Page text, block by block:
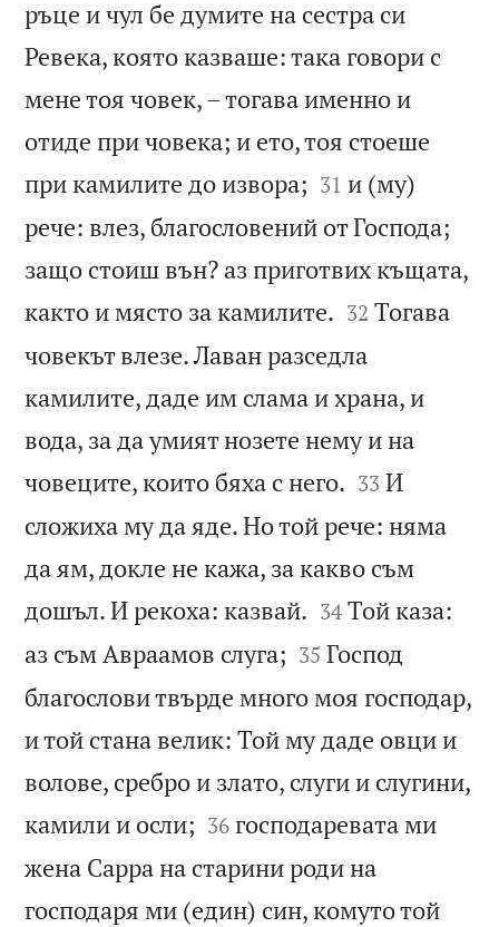
ръце и чул бе думите на сестра си
Ревека, която казваше: така говори с
мене тоя човек, – тогава именно и
отиде при човека; и ето, тоя стоеше
при камилите до извора; 

31 и (му)
рече: влез, благословений от Господа;
защо стоиш вън? аз приготвих къщата,
както и място за камилите. 

32 Тогава
човекът влезе. Лаван разседла
камилите, даде им слама и храна, и
вода, за да умият нозете нему и на
човеците, които бяха с него. 

33 И
сложиха му да яде. Но той рече: няма
да ям, докле не кажа, за какво съм
дошъл. И рекоха: казвай. 

34 Той каза:
аз съм Авраамов слуга; 

35 Господ
благослови твърде много моя господар,
и той стана велик: Той му даде овци и
волове, сребро и злато, слуги и слугини,
камили и осли; 

36 господаревата ми
жена Сарра на старини роди на
господаря ми (един) син, комуто той